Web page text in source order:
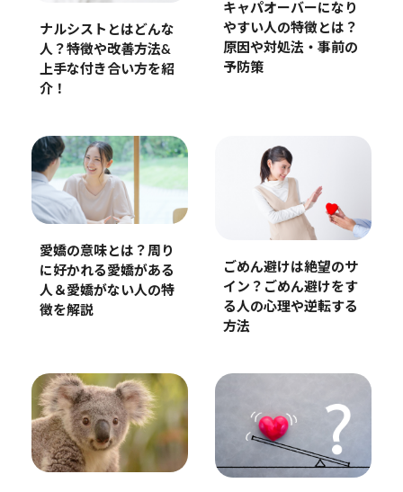
ナルシストとはどんな
人？特徴や改善方法&
上手な付き合い方を紹
介！
キャパオーバーになり
やすい人の特徴とは？
原因や対処法・事前の
予防策
愛嬌の意味とは？周り
に好かれる愛嬌がある
人＆愛嬌がない人の特
徴を解説
ごめん避けは絶望のサ
イン？ごめん避けをす
る人の心理や逆転する
方法